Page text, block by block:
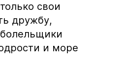
свои
дружбу,
и море